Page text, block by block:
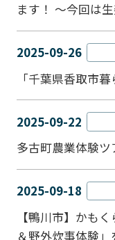
ます！ ～今回は
2025-09-26
「千葉県香取市
2025-09-22
多古町農業体験
2025-09-18
【鴨川市】かも
＆野外炊事体験」